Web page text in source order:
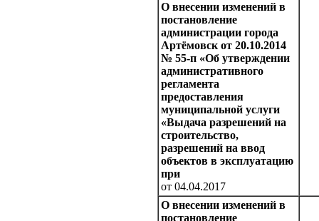
О внесении изменений в
постановление
администрации города
Артёмовск от 20.10.2014
№ 55-п «Об утверждении
административного
регламента
предоставления
муниципальной услуги
«Выдача разрешений на
строительство,
разрешений на ввод
объектов в эксплуатацию
при
от 04.04.2017
О внесении изменений в
постановление